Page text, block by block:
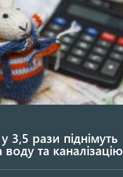
3,5 рази піднімуть
та каналізацію